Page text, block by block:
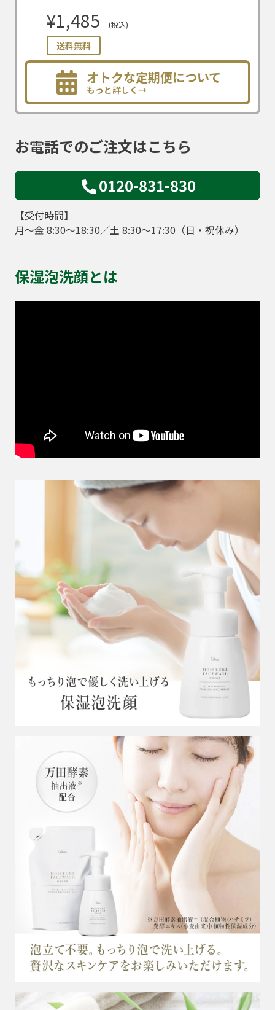
¥1,485 (税込)
送料無料
オトクな定期便について
もっと詳しく→
お電話でのご注文はこちら
0120-831-830
【受付時間】
月～金 8:30～18:30／土 8:30～17:30（日・祝休み）
保湿泡洗顔とは